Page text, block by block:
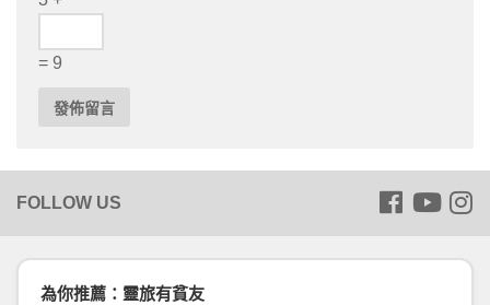
= 9
為你推薦：靈旅有貧友